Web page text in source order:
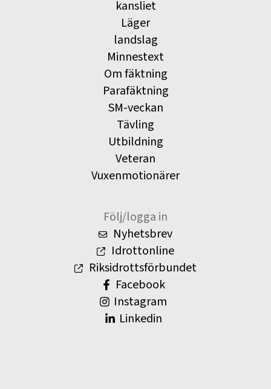
kansliet
Läger
landslag
Minnestext
Om fäktning
Parafäktning
SM-veckan
Tävling
Utbildning
Veteran
Vuxenmotionärer
Följ/logga in
Nyhetsbrev
Idrottonline
Riksidrottsförbundet
Facebook
Instagram
Linkedin